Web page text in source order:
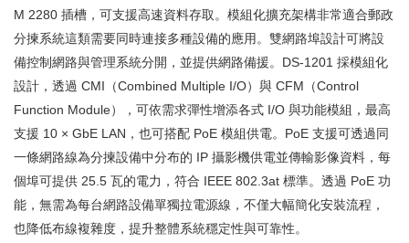
M 2280 插槽，可支援高速資料存取。模組化擴充架構非常適合郵政
分揀系統這類需要同時連接多種設備的應用。雙網路埠設計可將設
備控制網路與管理系統分開，並提供網路備援。DS-1201 採模組化
設計，透過 CMI（Combined Multiple I/O）與 CFM（Control
Function Module），可依需求彈性增添各式 I/O 與功能模組，最高
支援 10 × GbE LAN，也可搭配 PoE 模組供電。PoE 支援可透過同
一條網路線為分揀設備中分布的 IP 攝影機供電並傳輸影像資料，每
個埠可提供 25.5 瓦的電力，符合 IEEE 802.3at 標準。透過 PoE 功
能，無需為每台網路設備單獨拉電源線，不僅大幅簡化安裝流程，
也降低布線複雜度，提升整體系統穩定性與可靠性。